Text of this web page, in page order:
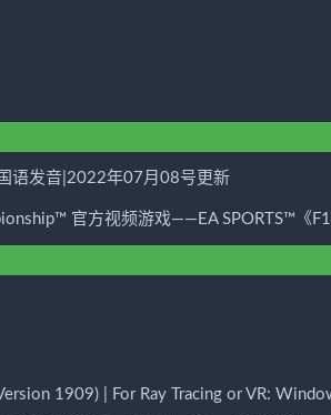
语发音|2022年07月08号更新
官方视频游戏——EA SPORTS™《
1909) | For Ray Tracing or VR: